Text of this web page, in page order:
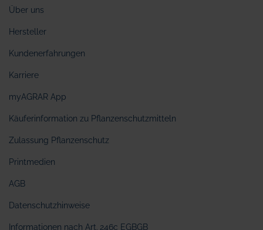
Über uns
Hersteller
Kundenerfahrungen
Karriere
myAGRAR App
Käuferinformation zu Pflanzenschutzmitteln
Zulassung Pflanzenschutz
Printmedien
AGB
Datenschutzhinweise
Informationen nach Art. 246c EGBGB